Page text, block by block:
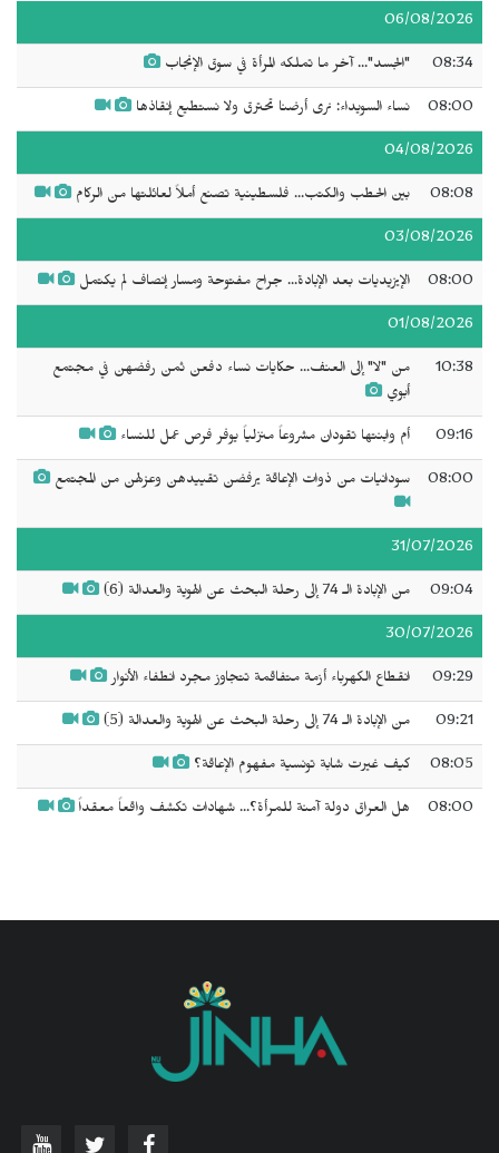
06/08/2026
08:34 "الجسد"... آخر ما تملكه المرأة في سوق الإنجاب
08:00 نساء السويداء: نرى أرضنا تحترق ولا نستطيع إنقاذها
04/08/2026
08:08 بين الحطب والكتب... فلسطينية تصنع أملاً لعائلتها من الركام
03/08/2026
08:00 الإيزيديات بعد الإبادة... جراح مفتوحة ومسار إنصاف لم يكتمل
01/08/2026
10:38
من "لا" إلى العنف... حكايات نساء دفعن ثمن رفضهن في مجتمع
أبوي
09:16 أم وابنتها تقودان مشروعاً منزلياً يوفر فرص عمل للنساء
08:00 سودانيات من ذوات الإعاقة يرفضن تقييدهن وعزلهن من المجتمع
31/07/2026
09:04 من الإبادة الـ 74 إلى رحلة البحث عن الهوية والعدالة (6)
30/07/2026
09:29 انقطاع الكهرباء أزمة متفاقمة تتجاوز مجرد انطفاء الأنوار
09:21 من الإبادة الـ 74 إلى رحلة البحث عن الهوية والعدالة (5)
08:05 كيف غيرت شابة تونسية مفهوم الإعاقة؟
08:00 هل العراق دولة آمنة للمرأة؟... شهادات تكشف واقعاً معقداً